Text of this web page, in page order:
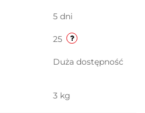
5 dni
25
Duża dostępność
3 kg